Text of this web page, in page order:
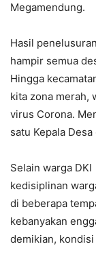
Megamendung.
Hasil
hampir semua
Hingga
kita zona merah,
virus Corona.
satu Kepala
Selain warga
kedisiplinan
di beberapa
kebanyakan
demikian,